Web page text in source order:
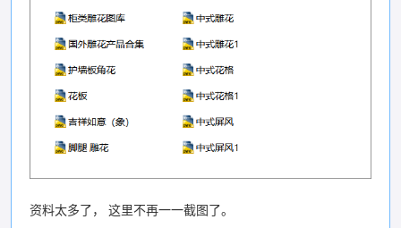
资料太多了， 这里不再一一截图了。